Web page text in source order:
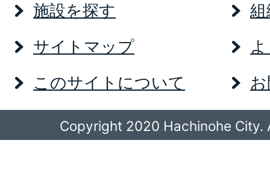
施設を探す
サイトマップ
このサイトについて
Copyright 2020 Hachinohe City.